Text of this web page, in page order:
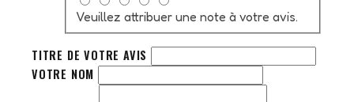
Veuillez attribuer une note à votre avis.
TITRE DE VOTRE AVIS
VOTRE NOM